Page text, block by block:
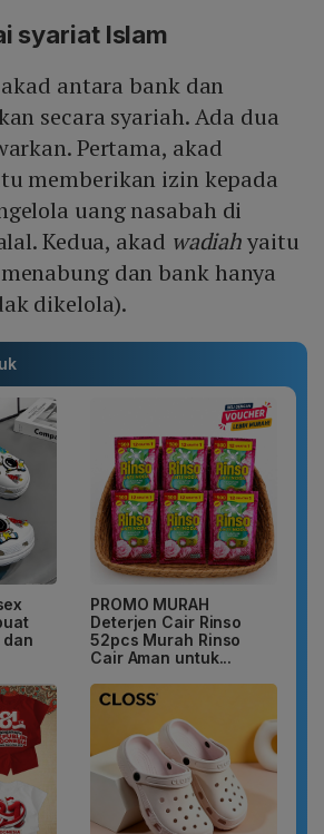
syariat Islam
antara bank dan
secara syariah. Ada dua
Pertama, akad
memberikan izin kepada
uang nasabah di
Kedua, akad wadiahyaitu
dan bank hanya
dikelola).
PROMO MURAH
Deterjen Cair Rinso
52pcs Murah Rinso
Cair Aman untuk...